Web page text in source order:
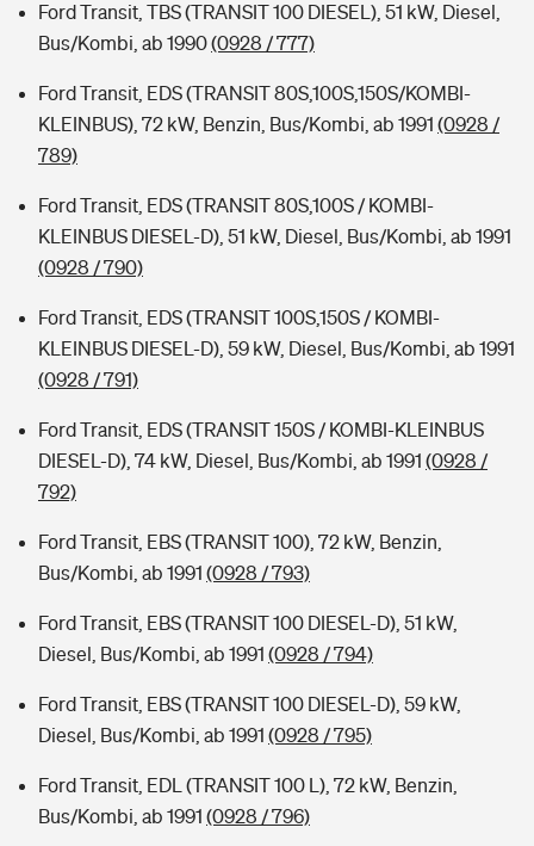
Ford Transit, TBS (TRANSIT 100 DIESEL), 51 kW, Diesel,
Bus/Kombi, ab 1990(0928 / 777)
Ford Transit, EDS (TRANSIT 80S,100S,150S/KOMBI-
KLEINBUS), 72 kW, Benzin, Bus/Kombi, ab 1991 (0928 /
789)
Ford Transit, EDS (TRANSIT 80S,100S / KOMBI-
KLEINBUS DIESEL-D), 51 kW, Diesel, Bus/Kombi, ab 1991
(0928 / 790)
Ford Transit, EDS (TRANSIT 100S,150S / KOMBI-
KLEINBUS DIESEL-D), 59 kW, Diesel, Bus/Kombi, ab 1991
(0928 / 791)
Ford Transit, EDS (TRANSIT 150S / KOMBI-KLEINBUS
DIESEL-D), 74 kW, Diesel, Bus/Kombi, ab 1991 (0928 /
792)
Ford Transit, EBS (TRANSIT 100), 72 kW, Benzin,
Bus/Kombi, ab 1991 (0928 / 793)
Ford Transit, EBS (TRANSIT 100 DIESEL-D), 51 kW,
Diesel, Bus/Kombi, ab 1991 (0928 / 794)
Ford Transit, EBS (TRANSIT 100 DIESEL-D), 59 kW,
Diesel, Bus/Kombi, ab 1991 (0928 / 795)
Ford Transit, EDL (TRANSIT 100 L), 72 kW, Benzin,
Bus/Kombi, ab 1991 (0928 / 796)